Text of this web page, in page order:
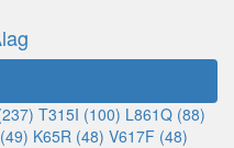
T315I (100) L861Q (88)
K65R (48) V617F (48)